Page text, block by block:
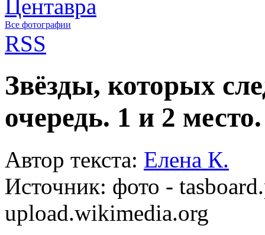
Все фотографии
RSS
Звёзды, которых
очередь. 1 и 2
Автор текста: Елена К.
Источник: фото -
upload.wikimedia.org